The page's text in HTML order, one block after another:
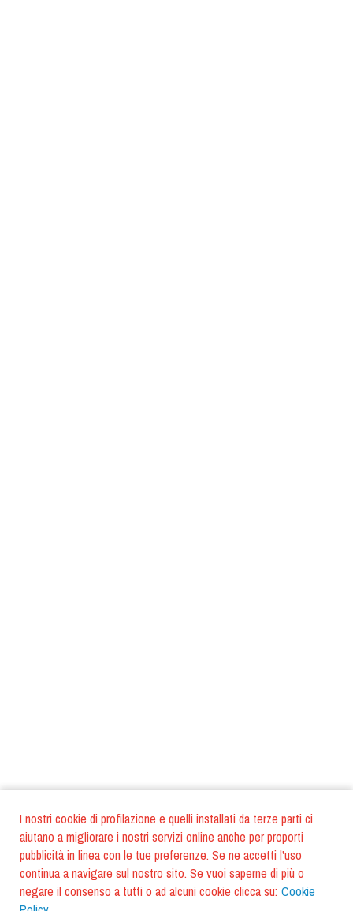
I nostri cookie di profilazione e quelli installati da terze parti ci
aiutano a migliorare i nostri servizi online anche per proporti
pubblicità in linea con le tue preferenze. Se ne accetti l'uso
continua a navigare sul nostro sito. Se vuoi saperne di più o
negare il consenso a tutti o ad alcuni cookie clicca su: Cookie